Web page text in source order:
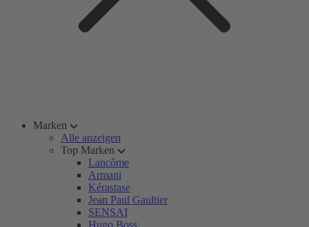
Marken
Alle anzeigen
Top Marken
Lancôme
Armani
Kérastase
Jean Paul Gaultier
SENSAI
Hugo Boss